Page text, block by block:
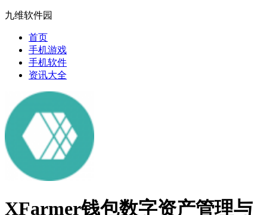
九维软件园
首页
手机游戏
手机软件
资讯大全
XFarmer钱包数字资产管理与